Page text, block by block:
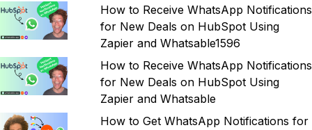
How to Receive WhatsApp Notifications
for New Deals on HubSpot Using
Zapier and Whatsable1596
How to Receive WhatsApp Notifications
for New Deals on HubSpot Using
Zapier and Whatsable
How to Get WhatsApp Notifications for